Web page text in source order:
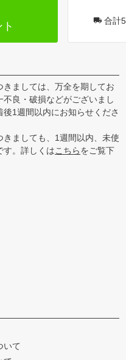
合計
きましては、万全を期してお
不良・破損などがございまし
後1週間以内にお知らせくださ
きましても、1週間以内、未使
す。詳しくはこちらをご覧下
いて